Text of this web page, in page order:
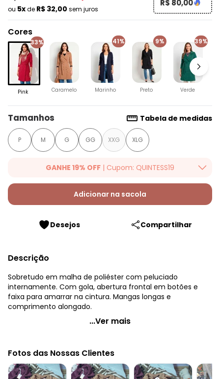
ou 5xde R$ 32,00 sem juros
R$ 80,00
Cores
33%
Pink Caramelo
41%
Marinho
9%
Preto
39%
Verde
Tamanhos Tabela de medidas
P M G GG XXG XLG
GANHE 19% OFF | Cupom: QUINTESS19
Ganhe 19% OFF Extra em qualquer valor, usando o cupom:
QUINTESS19. Válido para toda loja Quintess, até 07/08/2026.
Adicionar na sacola
Desejos Compartilhar
Descrição
Sobretudo em malha de poliéster com peluciado
internamente. Com gola, abertura frontal em botões e
faixa para amarrar na cintura. Mangas longas e
comprimento alongado.
Quintess - Sobretudo Alongado Pink com Faixa e Botões
Modelagem: Solto
Comprimento da manga: Longa
Comprimento: Alongado
...Ver mais
Fotos das Nossas Clientes